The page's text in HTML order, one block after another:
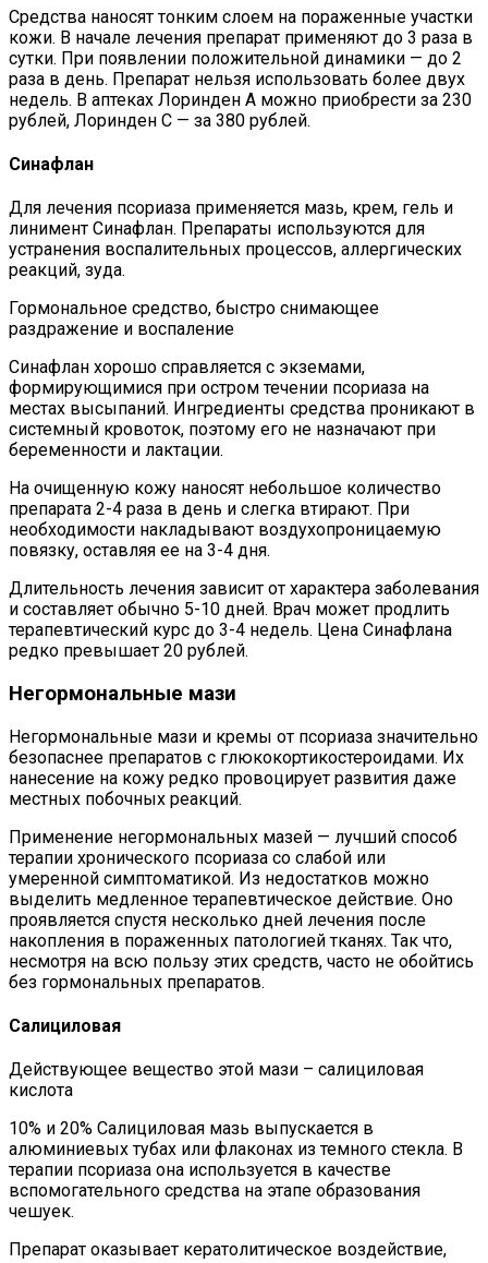
Средства наносят тонким слоем на пораженные участки
кожи. В начале лечения препарат применяют до 3 раза в
сутки. При появлении положительной динамики — до 2
раза в день. Препарат нельзя использовать более двух
недель. В аптеках Лоринден А можно приобрести за 230
рублей, Лоринден С — за 380 рублей.
Синафлан
Для лечения псориаза применяется мазь, крем, гель и
линимент Синафлан. Препараты используются для
устранения воспалительных процессов, аллергических
реакций, зуда.
Гормональное средство, быстро снимающее
раздражение и воспаление
Синафлан хорошо справляется с экземами,
формирующимися при остром течении псориаза на
местах высыпаний. Ингредиенты средства проникают в
системный кровоток, поэтому его не назначают при
беременности и лактации.
На очищенную кожу наносят небольшое количество
препарата 2-4 раза в день и слегка втирают. При
необходимости накладывают воздухопроницаемую
повязку, оставляя ее на 3-4 дня.
Длительность лечения зависит от характера заболевания
и составляет обычно 5-10 дней. Врач может продлить
терапевтический курс до 3-4 недель. Цена Синафлана
редко превышает 20 рублей.
Негормональные мази
Негормональные мази и кремы от псориаза значительно
безопаснее препаратов с глюкокортикостероидами. Их
нанесение на кожу редко провоцирует развития даже
местных побочных реакций.
Применение негормональных мазей — лучший способ
терапии хронического псориаза со слабой или
умеренной симптоматикой. Из недостатков можно
выделить медленное терапевтическое действие. Оно
проявляется спустя несколько дней лечения после
накопления в пораженных патологией тканях. Так что,
несмотря на всю пользу этих средств, часто не обойтись
без гормональных препаратов.
Салициловая
Действующее вещество этой мази – салициловая
кислота
10% и 20% Салициловая мазь выпускается в
алюминиевых тубах или флаконах из темного стекла. В
терапии псориаза она используется в качестве
вспомогательного средства на этапе образования
чешуек.
Препарат оказывает кератолитическое воздействие,